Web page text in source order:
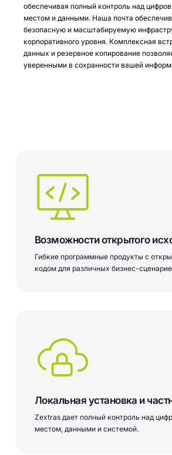
обеспечивая полный контроль над
местом и данными. Наша почта
безопасную и масштабируемую
корпоративного уровня. Комплексная
данных и резервное копирование
уверенными в сохранности вашей
Возможности открытого
Гибкие программные продукты с
кодом для различных бизнес-
Локальная установка и
Zextras дает полный контроль над
местом, данными и системой.